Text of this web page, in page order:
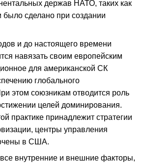
держав НАТО, таких как
было сделано при создании
и до настоящего времени
навязать своим европейским
для американской СК
глобального
этом союзникам отводится роль
целей доминирования.
практике принадлежит стратегии
центры управления
в США.
внутренние и внешние факторы,